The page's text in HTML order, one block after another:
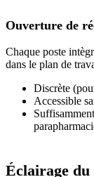
Ouverture de
Chaque poste
dans le plan de
Discrète
Accessible
Éclairage